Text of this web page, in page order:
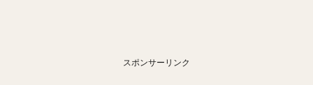
スポンサーリンク